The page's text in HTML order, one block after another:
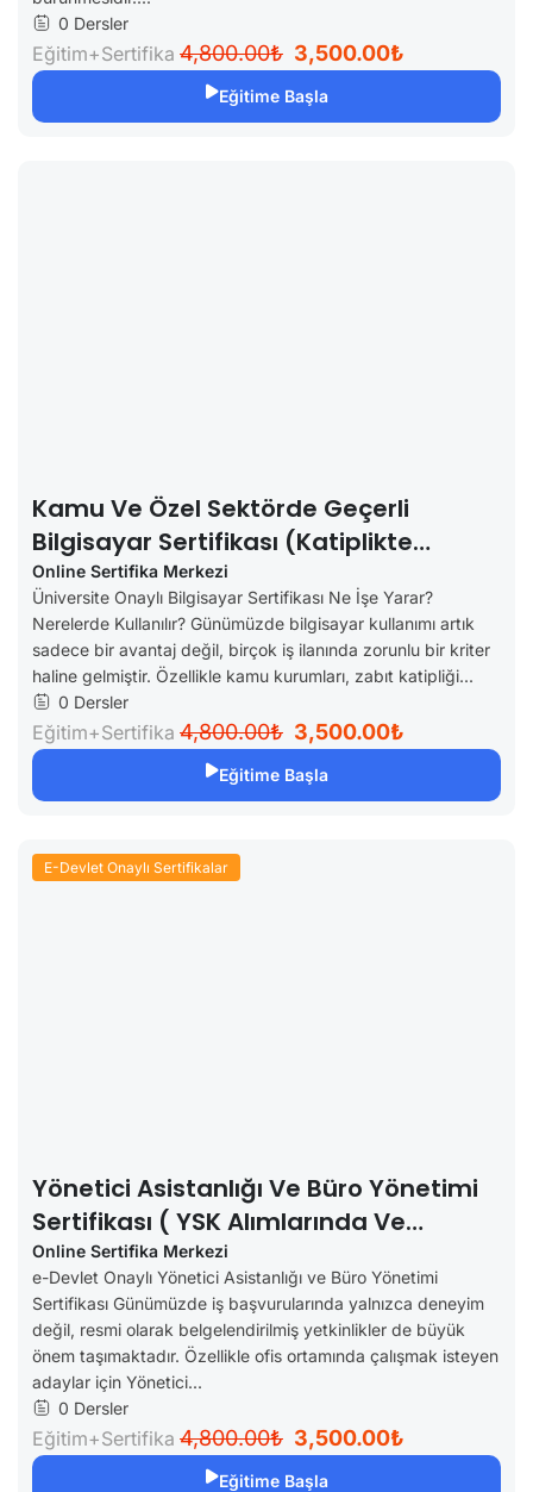
0 Dersler
Eğitim+Sertifika 4,800.00₺ 3,500.00₺
Eğitime Başla
Kamu Ve Özel Sektörde Geçerli
Bilgisayar Sertifikası (Katiplikte
Geçerli)
Online Sertifika Merkezi
Üniversite Onaylı Bilgisayar Sertifikası Ne İşe Yarar?
Nerelerde Kullanılır? Günümüzde bilgisayar kullanımı artık
sadece bir avantaj değil, birçok iş ilanında zorunlu bir kriter
haline gelmiştir. Özellikle kamu kurumları, zabıt katipliği...
0 Dersler
Eğitim+Sertifika 4,800.00₺ 3,500.00₺
Eğitime Başla
E-Devlet Onaylı Sertifikalar
Yönetici Asistanlığı Ve Büro Yönetimi
Sertifikası ( YSK Alımlarında Ve
Özellerde Geçerli)
Online Sertifika Merkezi
e-Devlet Onaylı Yönetici Asistanlığı ve Büro Yönetimi
Sertifikası Günümüzde iş başvurularında yalnızca deneyim
değil, resmi olarak belgelendirilmiş yetkinlikler de büyük
önem taşımaktadır. Özellikle ofis ortamında çalışmak isteyen
adaylar için Yönetici...
0 Dersler
Eğitim+Sertifika 4,800.00₺ 3,500.00₺
Eğitime Başla